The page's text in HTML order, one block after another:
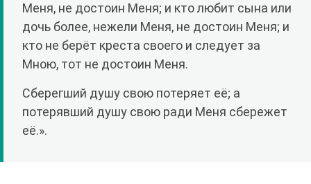
Меня, не достоин Меня; и кто любит сына или
дочь более, нежели Меня, не достоин Меня; и
кто не берёт креста своего и следует за
Мною, тот не достоин Меня.
Сберегший душу свою потеряет её; а
потерявший душу свою ради Меня сбережет
её.».